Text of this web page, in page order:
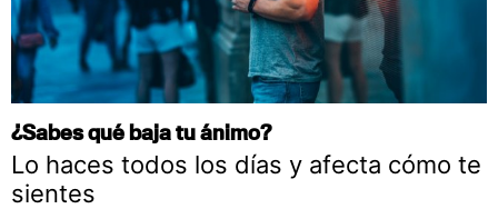
¿Sabes qué baja tu ánimo?
Lo haces todos los días y afecta cómo te
sientes